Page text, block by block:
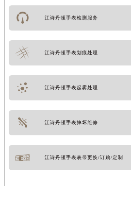
江诗丹顿手表检测服务
江诗丹顿手表划痕处理
江诗丹顿手表起雾处理
江诗丹顿手表摔坏维修
江诗丹顿手表表带更换/订购/定制